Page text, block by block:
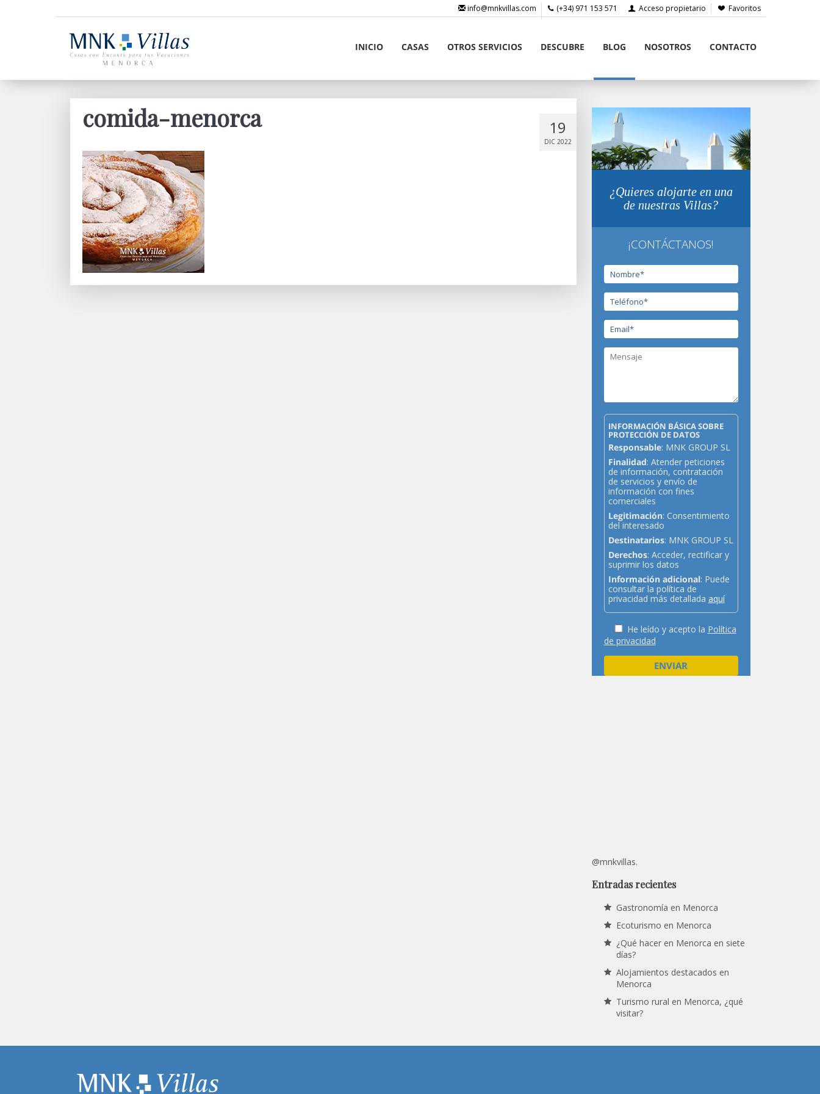
Favoritos
Acceso propietario
(+34) 971 153 571
info@mnkvillas.com
INICIO CASAS OTROS SERVICIOS DESCUBRE BLOG NOSOTROS CONTACTO
19
DIC 2022
comida-menorca
¿Quieres alojarte en una
de nuestras Villas?
¡CONTÁCTANOS!
INFORMACIÓN BÁSICA SOBRE
PROTECCIÓN DE DATOS
Responsable: MNK GROUP SL
Finalidad: Atender peticiones
de información, contratación
de servicios y envío de
información con fines
comerciales
Legitimación: Consentimiento
del interesado
Destinatarios: MNK GROUP SL
Derechos: Acceder, rectificar y
suprimir los datos
Información adicional: Puede
consultar la política de
privacidad más detallada aquí
He leído y acepto la Política
de privacidad
@mnkvillas.
Entradas recientes
Gastronomía en Menorca
Ecoturismo en Menorca
¿Qué hacer en Menorca en siete
días?
Alojamientos destacados en
Menorca
Turismo rural en Menorca, ¿qué
visitar?